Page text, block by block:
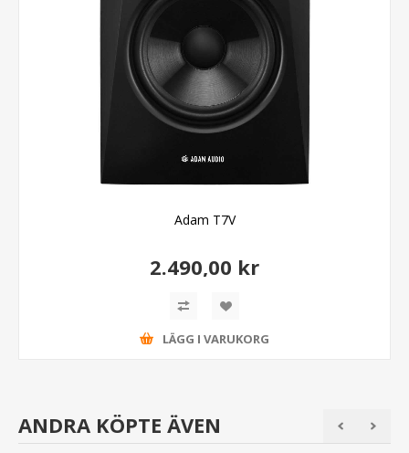
Adam T7V
2.490,00 kr
LÄGG I VARUKORG
ANDRA KÖPTE ÄVEN